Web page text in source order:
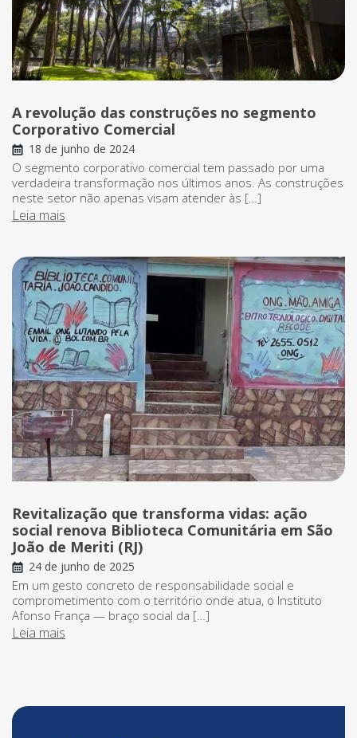
A revolução das construções no segmento
Corporativo Comercial
18 de junho de 2024
O segmento corporativo comercial tem passado por uma
verdadeira transformação nos últimos anos. As construções
neste setor não apenas visam atender às […]
Leia mais
Revitalização que transforma vidas: ação
social renova Biblioteca Comunitária em São
João de Meriti (RJ)
24 de junho de 2025
Em um gesto concreto de responsabilidade social e
comprometimento com o território onde atua, o Instituto
Afonso França — braço social da […]
Leia mais